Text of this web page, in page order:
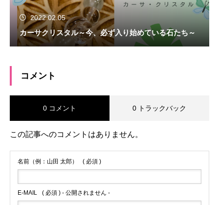
2022.02.05
カーサクリスタル～今、必ず入り始めている石たち～
コメント
0 コメント 0 トラックバック
この記事へのコメントはありません。
名前（例：山田 太郎） ( 必須 )
E-MAIL ( 必須 ) - 公開されません -